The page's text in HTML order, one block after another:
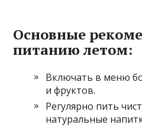
Основные
питанию летом:
Включать в меню
и фруктов.
Регулярно пить
натуральные